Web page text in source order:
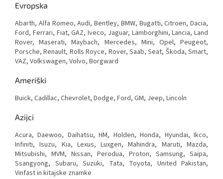
Evropska
Abarth, Alfa Romeo, Audi, Bentley, BMW, Bugatti, Citroen, Dacia,
Ford, Ferrari, Fiat, GAZ, Iveco, Jaguar, Lamborghini, Lancia, Land
Rover, Maserati, Maybach, Mercedes, Mini, Opel, Peugeot,
Porsche, Renault, Rolls Royce, Rover, Saab, Seat, Škoda, Smart,
VAZ, Volkswagen, Volvo, Borgward
Ameriški
Buick, Cadillac, Chevrolet, Dodge, Ford, GM, Jeep, Lincoln
Azijci
Acura, Daewoo, Daihatsu, HM, Holden, Honda, Hyundai, Ikco,
Infiniti, Isuzu, Kia, Lexus, Luxgen, Mahindra, Maruti, Mazda,
Mitsubishi, MVM, Nissan, Perodua, Proton, Samsung, Saipa,
Ssangyong, Subaru, Suzuki, Tata, Toyota, United Pakistan,
Vinfast in kitajske znamke